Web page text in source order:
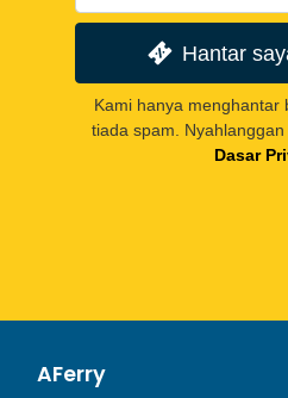
Hantar
Kami hanya menghantar
tiada spam. Nyahlanggan
Dasar
AFerry